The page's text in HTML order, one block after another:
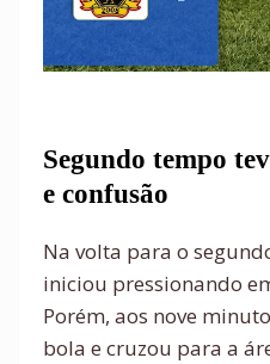
Segundo tempo
e confusão
Na volta para o
iniciou pressionando
Porém, aos nove
bola e cruzou para a